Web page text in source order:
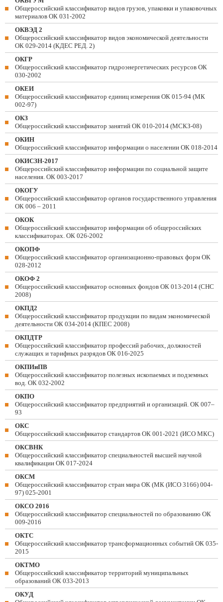
Общероссийский классификатор видов грузов, упаковки и упаковочных
материалов ОК 031-2002
ОКВЭД 2
Общероссийский классификатор видов экономической деятельности
ОК 029-2014 (КДЕС РЕД. 2)
ОКГР
Общероссийский классификатор гидроэнергетических ресурсов ОК
030-2002
ОКЕИ
Общероссийский классификатор единиц измерения ОК 015-94 (МК
002-97)
ОКЗ
Общероссийский классификатор занятий ОК 010-2014 (МСКЗ-08)
ОКИН
Общероссийский классификатор информации о населении ОК 018-2014
ОКИСЗН-2017
Общероссийский классификатор информации по социальной защите
населения. ОК 003-2017
ОКОГУ
Общероссийский классификатор органов государственного управления
ОК 006 – 2011
ОКОК
Общероссийский классификатор информации об общероссийских
классификаторах. ОК 026-2002
ОКОПФ
Общероссийский классификатор организационно-правовых форм ОК
028-2012
ОКОФ 2
Общероссийский классификатор основных фондов ОК 013-2014 (СНС
2008)
ОКПД2
Общероссийский классификатор продукции по видам экономической
деятельности ОК 034-2014 (КПЕС 2008)
ОКПДТР
Общероссийский классификатор профессий рабочих, должностей
служащих и тарифных разрядов ОК 016-2025
ОКПИиПВ
Общероссийский классификатор полезных ископаемых и подземных
вод. ОК 032-2002
ОКПО
Общероссийский классификатор предприятий и организаций. ОК 007–
93
ОКС
Общероссийский классификатор стандартов ОК 001-2021 (ИСО МКС)
ОКСВНК
Общероссийский классификатор специальностей высшей научной
квалификации ОК 017-2024
ОКСМ
Общероссийский классификатор стран мира ОК (МК (ИСО 3166) 004-
97) 025-2001
ОКСО 2016
Общероссийский классификатор специальностей по образованию ОК
009-2016
ОКТС
Общероссийский классификатор трансформационных событий ОК 035-
2015
ОКТМО
Общероссийский классификатор территорий муниципальных
образований ОК 033-2013
ОКУД